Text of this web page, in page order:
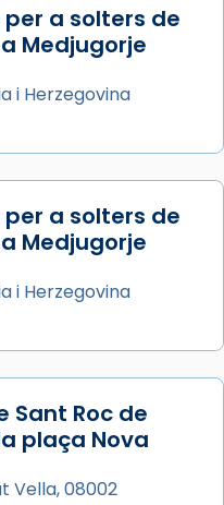
i
de sant Cugat, a
la tradició
a Júlia”) i
=
I l’any 1667, el
en una obra
l’antiga Iluro.
relíq
a solters de
Medjugorje
i Herzegovina
a solters de
Medjugorje
i Herzegovina
Sant Roc de
plaça Nova
Vella, 08002